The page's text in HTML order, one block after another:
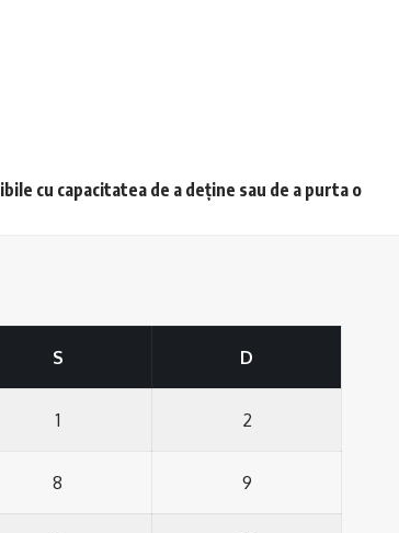
cu capacitatea de a deține sau de a purta o
S D
1 2
8 9